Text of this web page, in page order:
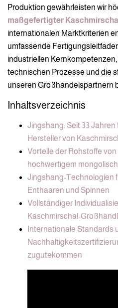
Produktion gewährleisten wir
maßgefertigter Kaschmirschal
internationalen Marktkriterien
umfassende
industriellen
technischen Prozesse und die
unseren Großhandelspartnern
Inhaltsverzeichnis
Jingshang: Seit 33
Hersteller von
Vorteile der Rohstoffe
hochwertigem
Jingshang-Technologien
Enthaaren und Spinnen
Vollständiger
Kaschmirschal-
Internationale Standards
zugutekommen